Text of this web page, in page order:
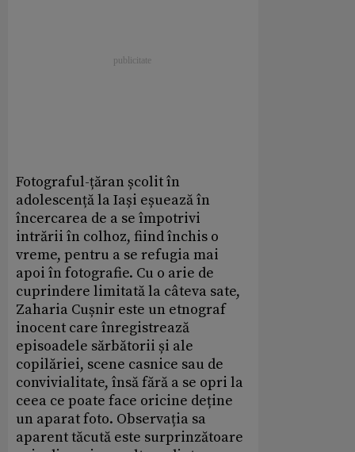
Fotograful-țăran școlit în
adolescență la Iași eșuează în
încercarea de a se împotrivi
intrării în colhoz, fiind închis o
vreme, pentru a se refugia mai
apoi în fotografie. Cu o arie de
cuprindere limitată la câteva sate,
Zaharia Cușnir este un etnograf
inocent care înregistrează
episoadele sărbătorii și ale
copilăriei, scene casnice sau de
convivialitate, însă fără a se opri la
ceea ce poate face oricine deține
un aparat foto. Observația sa
aparent tăcută este surprinzătoare